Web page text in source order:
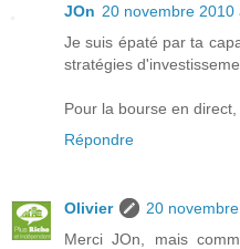
JOn 20 novembre 2010
Je suis épaté par ta
stratégies
Pour la bourse en
Répondre
Olivier
20
Merci JOn, mais